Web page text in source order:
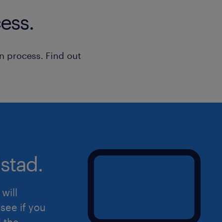
Piloter le suivi des actifs
Interpréter les plans de conception
stricte des codes de réfrigération et
Développer et perfectionner les
process. Find out
will
if you